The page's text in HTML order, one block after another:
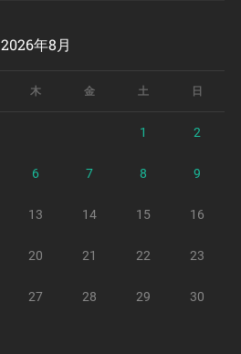
2026年8月
木 金 土 日
1 2
6 7 8 9
13 14 15 16
20 21 22 23
27 28 29 30